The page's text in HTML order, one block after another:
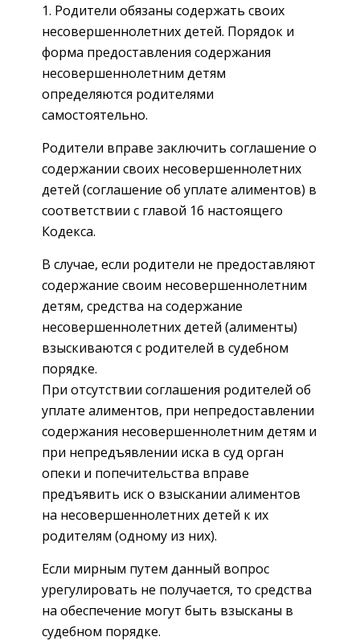
Родители обязаны содержать своих
несовершеннолетних детей. Порядок и
форма предоставления содержания
несовершеннолетним детям
определяются родителями
самостоятельно.
Родители вправе заключить соглашение о
содержании своих несовершеннолетних
детей (соглашение об уплате алиментов) в
соответствии с главой 16 настоящего
Кодекса.
В случае, если родители не предоставляют
содержание своим несовершеннолетним
детям, средства на содержание
несовершеннолетних детей (алименты)
взыскиваются с родителей в судебном
порядке.
При отсутствии соглашения родителей об
уплате алиментов, при непредоставлении
содержания несовершеннолетним детям и
при непредъявлении иска в суд орган
опеки и попечительства вправе
предъявить иск о взыскании алиментов
на несовершеннолетних детей к их
родителям (одному из них).
Если мирным путем данный вопрос
урегулировать не получается, то средства
на обеспечение могут быть взысканы в
судебном порядке.